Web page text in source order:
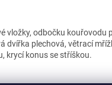
M
vložky, odbočku
dvířka plechová, větrací
krycí konus se stříškou.